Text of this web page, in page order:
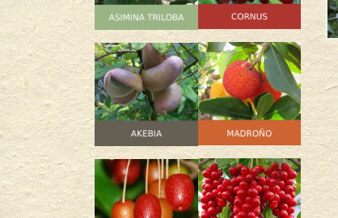
mas Szafer – Cornus mas
23,50€